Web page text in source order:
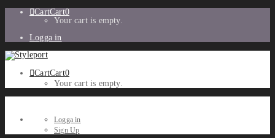
CartCart0
Your cart is empty.
Logga in
CartCart0
Your cart is empty.
Logga in
Sign Up